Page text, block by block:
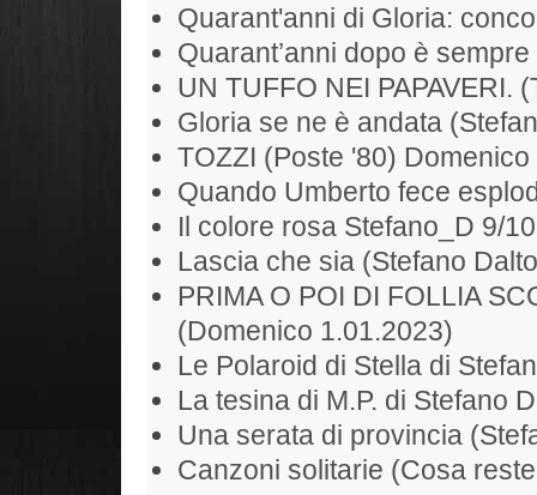
Quarant'anni di Gloria:
Quarant’anni dopo è
UN TUFFO NEI PAPAVERI.
Gloria se ne è andata
TOZZI (Poste '80)
Quando Umberto fece
Il colore rosa Stefano_D 9/
Lascia che sia (Stefano
PRIMA O POI DI FOLLIA
(Domenico 1.01.2023)
Le Polaroid di Stella di
La tesina di M.P. di Stefano
Una serata di provincia
Canzoni solitarie (Cosa